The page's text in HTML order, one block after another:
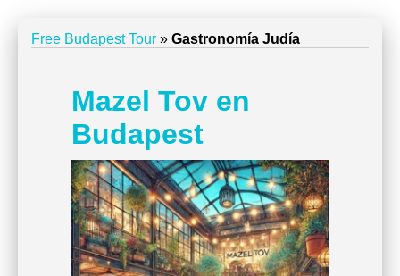
Free Budapest Tour » Gastronomía Judía
Mazel Tov en
Budapest